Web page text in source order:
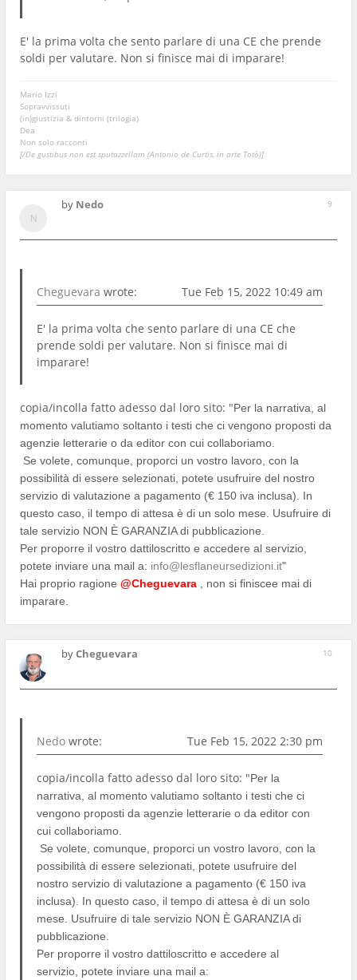
E' la prima volta che sento parlare di una CE che prende
soldi per valutare. Non si finisce mai di imparare!
Mario Izzi
Sopravvissuti
(in)giustizia & dintorni (trilogia)
Dea
Non solo racconti
[/De gustibus non est sputazzellam (Antonio de Curtis, in arte Totò)]
9
by Nedo
Cheguevara wrote: Tue Feb 15, 2022 10:49 am
E' la prima volta che sento parlare di una CE che
prende soldi per valutare. Non si finisce mai di
imparare!
copia/incolla fatto adesso dal loro sito: " Per la narrativa, al
momento valutiamo soltanto i testi che ci vengono proposti da
agenzie letterarie o da editor con cui collaboriamo.
Se volete, comunque, proporci un vostro lavoro, con la
possibilità di essere selezionati, potete usufruire del nostro
servizio di valutazione a pagamento (€ 150 iva inclusa). In
questo caso, il tempo di attesa è di un solo mese. Usufruire di
tale servizio NON È GARANZIA di pubblicazione.
Per proporre il vostro dattiloscritto e accedere al servizio,
potete inviare una mail a: info@lesflaneursedizioni.it"
Hai proprio ragione @Cheguevara , non si finiscee mai di
imparare.
10
byCheguevara
Nedo wrote: Tue Feb 15, 2022 2:30 pm
copia/incolla fatto adesso dal loro sito: " Per la
narrativa, al momento valutiamo soltanto i testi che ci
vengono proposti da agenzie letterarie o da editor con
cui collaboriamo.
Se volete, comunque, proporci un vostro lavoro, con la
possibilità di essere selezionati, potete usufruire del
nostro servizio di valutazione a pagamento (€ 150 iva
inclusa). In questo caso, il tempo di attesa è di un solo
mese. Usufruire di tale servizio NON È GARANZIA di
pubblicazione.
Per proporre il vostro dattiloscritto e accedere al
servizio, potete inviare una mail a: